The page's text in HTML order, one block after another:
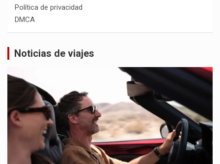
Política de privacidad
DMCA
Noticias de viajes